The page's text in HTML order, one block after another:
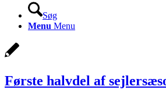
Søg
Menu Menu
Første halvdel af